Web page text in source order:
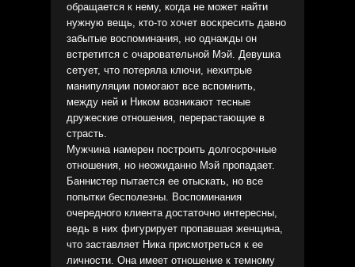
обращается к нему, когда не может найти
нужную вещь, кто-то хочет воскресить давно
забытые воспоминания, но однажды он
встретится с очаровательной Мэй. Девушка
сетует, что потеряла ключи, нехитрые
манипуляции помогают все вспомнить,
между ней и Ником возникают тесные
дружеские отношения, перерастающие в
страсть.
Мужчина намерен построить долгосрочные
отношения, но неожиданно Мэй пропадает.
Баннистер пытается ее отыскать, но все
попытки бесполезны. Воспоминания
очередного клиента достаточно интересны,
ведь в них фигурирует пропавшая женщина,
что заставляет Ника присмотреться к ее
личности. Она имеет отношение к темному